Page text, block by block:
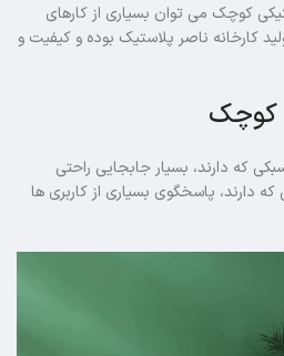
کوچک می توان بسیاری از کارهای
کارخانه ناصر پلاستیک بوده و کیفیت و
کوچک
که دارند، بسیار جابجایی راحتی
دارند، پاسخگوی بسیاری از کاربری ها